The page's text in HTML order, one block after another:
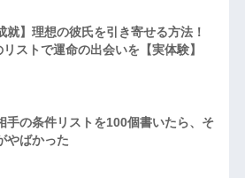
就】理想の彼氏を引き寄せる方法！
ストで運命の出会いを【実体験】
手の条件リストを100個書いたら、そ
やばかった